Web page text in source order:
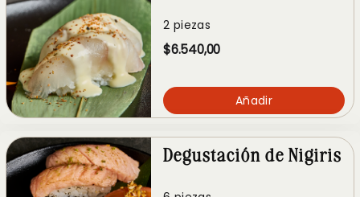
2 piezas
$6.540,00
Añadir
Degustación de Nigiris